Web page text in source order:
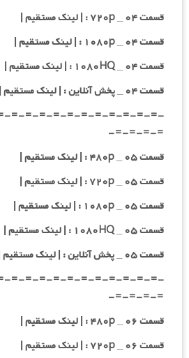
قسمت ۰۴ _ ۷۲۰p : | لینک مستقیم |
قسمت ۰۴ _ ۱۰۸۰p : | لینک مستقیم |
قسمت ۰۴ _ ۱۰۸۰HQ : | لینک مستقیم |
قسمت ۰۴ _ پخش آنلاین : | لینک مستقیم |
=-=-=-=-=-=-=-=-=-=-=-
=-=-=-=-
قسمت ۰۵ _ ۴۸۰p : | لینک مستقیم |
قسمت ۰۵ _ ۷۲۰p : | لینک مستقیم |
قسمت ۰۵ _ ۱۰۸۰p : | لینک مستقیم |
قسمت ۰۵ _ ۱۰۸۰HQ : | لینک مستقیم |
قسمت ۰۵ _ پخش آنلاین : | لینک مستقیم |
=-=-=-=-=-=-=-=-=-=-=-
=-=-=-=-
قسمت ۰۶ _ ۴۸۰p : | لینک مستقیم |
قسمت ۰۶ _ ۷۲۰p : | لینک مستقیم |